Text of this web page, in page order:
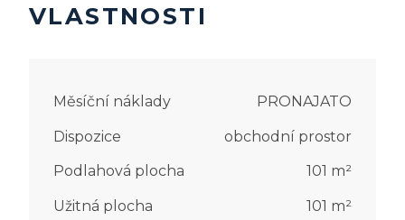
VLASTNOSTI
Měsíční náklady PRONAJATO
Dispozice obchodní prostor
Podlahová plocha 101 m²
Užitná plocha 101 m²